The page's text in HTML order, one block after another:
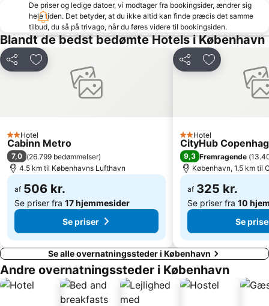
Royal Copenhagen
Islands Brygge
København Zoo
Dyrehaven
Strøget
Snekkersten
Christiania
Christiansborg Palace
Frederiksberg Centret
Amalienborg Slot
Rungsted Havn
Ballerup Centret
Kastellet
Københavns Bymuseum
Hundige
Home of Carlsberg
Fredensborg slot
Copenhagen Port
De priser og ledige datoer, vi modtager fra bookingsider, ændrer sig
hele tiden. Det betyder, at du ikke altid kan finde præcis det samme
tilbud, du så på trivago, når du føres videre til bookingsiden.
Blandt de bedst bedømte Hotels i København
Del Føj til favoritter
2 Stjerner
Hotel
Cabinn Metro
7,0 (26.799 bedømmelser)
4.5 km til Københavns Lufthavn
af 506 kr.
Se priser fra 17 hjemmesider
Se priser
Del Føj til
2 Stjerner
Hotel
CityHub
9,3 Fremragende (
København, 1.5 km til
af 325 kr.
Se priser fra 10
Se
Se alle overnatningssteder i København
Andre overnatningssteder i København